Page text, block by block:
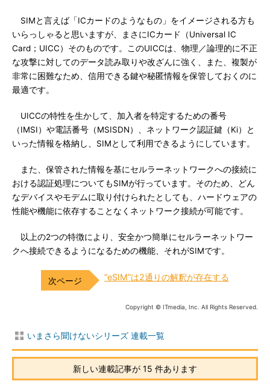
SIMと言えば「ICカードのようなもの」をイメージされる方も
いらっしゃると思いますが、まさにICカード（Universal IC
Card；UICC）そのものです。このUICCは、物理／論理的に不正
な攻撃に対してのデータ読み取りや改ざんに強く、また、複製が
非常に困難なため、信用できる鍵や秘匿情報を保管しておくのに
最適です。
UICCの特性を生かして、加入者を特定するための番号
（IMSI）や電話番号（MSISDN）、ネットワーク認証鍵（Ki）と
いった情報を格納し、SIMとして利用できるようにしています。
また、保管された情報を基にセルラーネットワークへの接続に
おける認証処理についてもSIMが行っています。そのため、どん
なデバイスやモデムに取り付けられたとしても、ハードウェアの
性能や機能に依存することなくネットワーク接続が可能です。
以上の2つの特徴により、安全かつ簡単にセルラーネットワー
クへ接続できるようになるための機能、それがSIMです。
“eSIM”は2通りの解釈が存在する
Copyright © ITmedia, Inc. All Rights Reserved.
いまさら聞けないシリーズ 連載一覧
新しい連載記事が 15 件あります